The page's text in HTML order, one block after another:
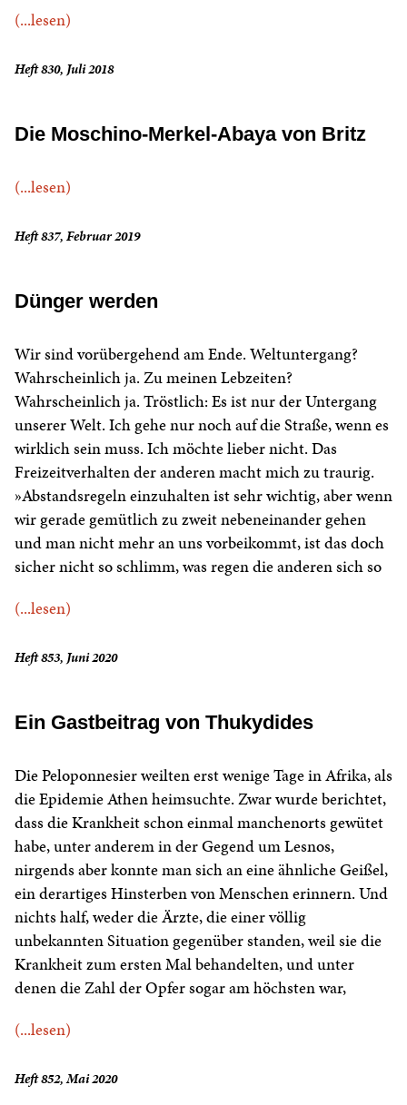
(...lesen)
Heft 830, Juli 2018
Die Moschino-Merkel-Abaya von Britz
(...lesen)
Heft 837, Februar 2019
Dünger werden
Wir sind vorübergehend am Ende. Weltuntergang?
Wahrscheinlich ja. Zu meinen Lebzeiten?
Wahrscheinlich ja. Tröstlich: Es ist nur der Untergang
unserer Welt. Ich gehe nur noch auf die Straße, wenn es
wirklich sein muss. Ich möchte lieber nicht. Das
Freizeitverhalten der anderen macht mich zu traurig.
»Abstandsregeln einzuhalten ist sehr wichtig, aber wenn
wir gerade gemütlich zu zweit nebeneinander gehen
und man nicht mehr an uns vorbeikommt, ist das doch
sicher nicht so schlimm, was regen die anderen sich so
(...lesen)
Heft 853, Juni 2020
Ein Gastbeitrag von Thukydides
Die Peloponnesier weilten erst wenige Tage in Afrika, als
die Epidemie Athen heimsuchte. Zwar wurde berichtet,
dass die Krankheit schon einmal manchenorts gewütet
habe, unter anderem in der Gegend um Lesnos,
nirgends aber konnte man sich an eine ähnliche Geißel,
ein derartiges Hinsterben von Menschen erinnern. Und
nichts half, weder die Ärzte, die einer völlig
unbekannten Situation gegenüber standen, weil sie die
Krankheit zum ersten Mal behandelten, und unter
denen die Zahl der Opfer sogar am höchsten war,
(...lesen)
Heft 852, Mai 2020